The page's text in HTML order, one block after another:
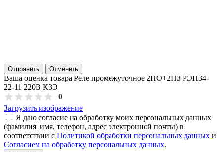
Отправить Отменить
Ваша оценка товара Реле промежуточное 2НО+2НЗ РЭП34-
22-11 220В КЗЭ
0
Загрузить изображение
Я даю согласие на обработку моих персональных данных
(фамилия, имя, телефон, адрес электронной почты) в
соответствии с Политикой обработки персональных данных и
Согласием на обработку персональных данных.